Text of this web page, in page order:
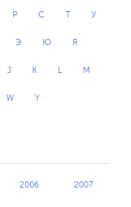
Р С Т У
Э Ю Я
J K L M
W Y
2006 2007